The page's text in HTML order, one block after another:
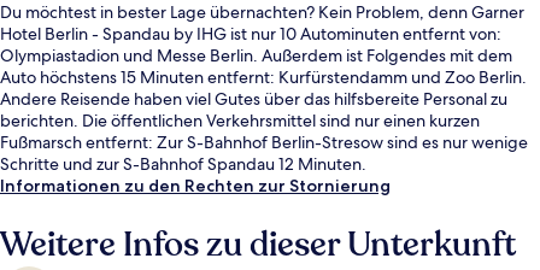
Du möchtest in bester Lage übernachten? Kein Problem, denn Garner
Hotel Berlin - Spandau by IHG ist nur 10 Autominuten entfernt von:
Olympiastadion und Messe Berlin. Außerdem ist Folgendes mit dem
Auto höchstens 15 Minuten entfernt: Kurfürstendamm und Zoo Berlin.
Andere Reisende haben viel Gutes über das hilfsbereite Personal zu
berichten. Die öffentlichen Verkehrsmittel sind nur einen kurzen
Fußmarsch entfernt: Zur S-Bahnhof Berlin-Stresow sind es nur wenige
Schritte und zur S-Bahnhof Spandau 12 Minuten.
Informationen zu den Rechten zur Stornierung
Weitere Infos zu dieser Unterkunft